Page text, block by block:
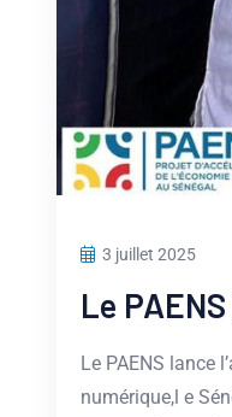
3 juillet 2025
Le
Le PAENS lance
numérique,l e